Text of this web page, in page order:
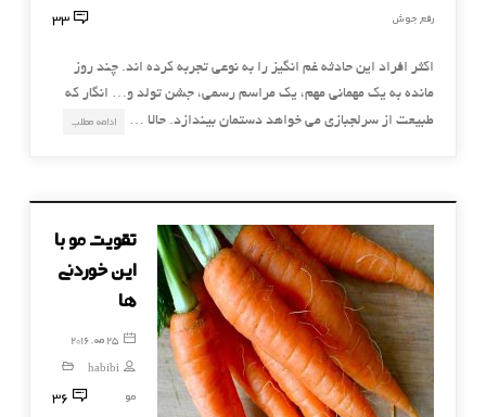
رفع جوش 33
اكثر افراد اين حادثه غم انگيز را به نوعي تجربه كرده اند. چند روز
مانده به يك مهماني مهم، يك مراسم رسمي، جشن تولد و… انگار كه
طبيعت از سرلجبازي مي خواهد دستمان بيندازد. حالا …
ادامه مطلب
تقویت مو با
این خوردنی
ها
25 مه, 2016
habibi
مو
36